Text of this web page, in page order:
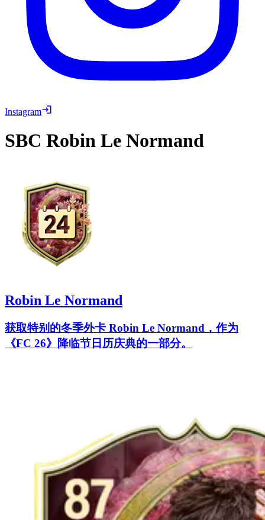
Instagram
SBC Robin Le Normand
Robin Le Normand
获取特别的冬季外卡 Robin Le Normand，作为
《FC 26》降临节日历庆典的一部分。